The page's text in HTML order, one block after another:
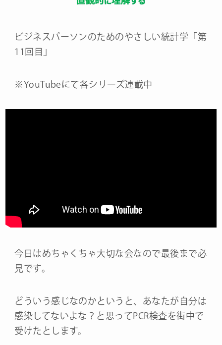
ビジネスパーソンのためのやさしい統計学「第
11回目」
※YouTubeにて各シリーズ連載中
今日はめちゃくちゃ大切な会なので最後まで必
見です。
どういう感じなのかというと、あなたが自分は
感染してないよな？と思ってPCR検査を街中で
受けたとします。